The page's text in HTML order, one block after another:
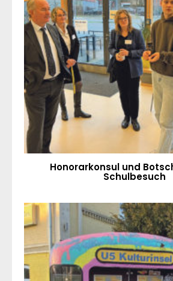
Honorarkonsul und
Schulbesuch